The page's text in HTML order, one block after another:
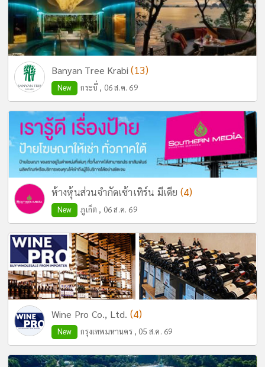
Banyan Tree Krabi(13)
New กระบี่ , 06 ส.ค. 69
ห้างหุ้นส่วนจำกัดเซ้าเทิร์น มีเดีย (4)
New ภูเก็ต , 06 ส.ค. 69
Wine Pro Co., Ltd. (4)
New กรุงเทพมหานคร , 05 ส.ค. 69